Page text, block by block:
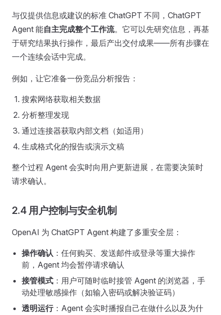
与仅提供信息或建议的标准 ChatGPT 不同，ChatGPT
Agent 能自主完成整个工作流。它可以先研究信息，再基
于研究结果执行操作，最后产出交付成果——所有步骤在
一个连续会话中完成。
例如，让它准备一份竞品分析报告：
搜索网络获取相关数据
分析整理发现
通过连接器获取内部文档（如适用）
生成格式化的报告或演示文稿
整个过程 Agent 会实时向用户更新进展，在需要决策时
请求确认。
2.4 用户控制与安全机制
OpenAI 为 ChatGPT Agent 构建了多重安全层：
操作确认 ：任何购买、发送邮件或登录等重大操作
前，Agent 均会暂停请求确认
接管模式 ：用户可随时临时接管 Agent 的浏览器，手
动处理敏感操作（如输入密码或解决验证码）
透明运行：Agent 会实时播报自己在做什么以及为什